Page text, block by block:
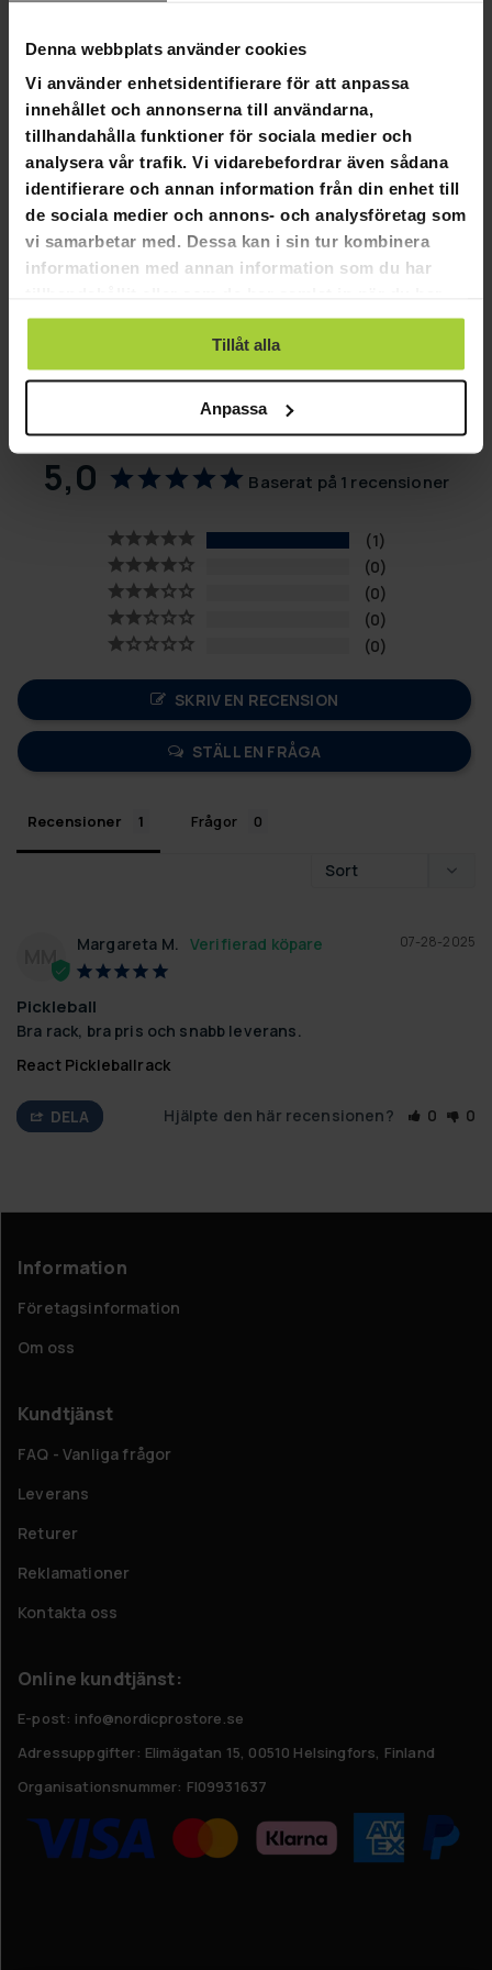
Denna webbplats använder cookies
Vi använder enhetsidentifierare för att anpassa
innehållet och annonserna till användarna,
tillhandahålla funktioner för sociala medier och
analysera vår trafik. Vi vidarebefordrar även sådana
identifierare och annan information från din enhet till
de sociala medier och annons- och analysföretag som
vi samarbetar med. Dessa kan i sin tur kombinera
informationen med annan information som du har
använt deras tjänster.
Tillåt alla
Anpassa
Lämplig för nybörjare såväl som de mest avancerade
Vikt: 220 g +/- 5 g
Längd: 39,3 cm
Tjocklek: 1,3 cm
Bredd: 20 cm
Förpackningens mått:
Vikt: 437,4 g
Längd: 40,5 cm
5,0 Baserat på 1 recensioner
1
0
0
0
0
SKRIV EN RECENSION
STÄLL EN FRÅGA
Recensioner Frågor
MM
07-28-2025
Margareta M.
Pickleball
Bra rack, bra pris och snabb leverans.
React Pickleballrack
DELA Hjälpte den här recensionen? 0 0
Information
Företagsinformation
Om oss
Kundtjänst
FAQ - Vanliga frågor
Leverans
Returer
Reklamationer
Kontakta oss
Online kundtjänst:
E-post: info@nordicprostore.se
Adressuppgifter: Elimägatan 15, 00510 Helsingfors, Finland
Organisationsnummer: FI09931637